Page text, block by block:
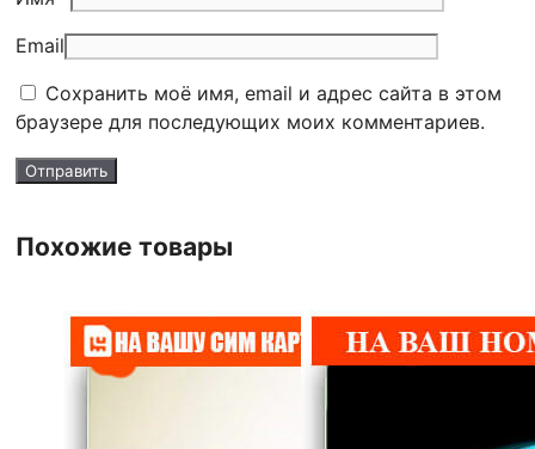
Email
Сохранить моё имя, email и адрес сайта в этом
браузере для последующих моих комментариев.
Похожие товары